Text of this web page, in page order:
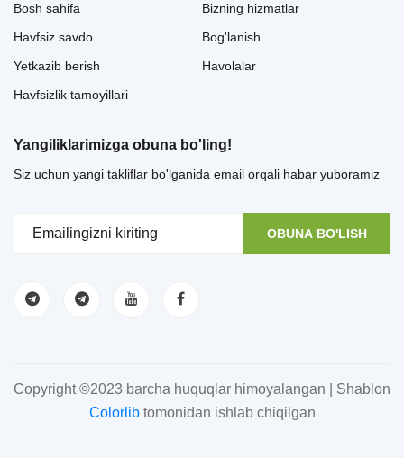
Bosh sahifa
Havfsiz savdo
Yetkazib berish
Havfsizlik tamoyillari
Bizning hizmatlar
Bog'lanish
Havolalar
Yangiliklarimizga obuna bo'ling!
Siz uchun yangi takliflar bo'lganida email orqali habar yuboramiz
OBUNA BO'LISH
Copyright ©2023 barcha huquqlar himoyalangan | Shablon
Colorlibtomonidan ishlab chiqilgan